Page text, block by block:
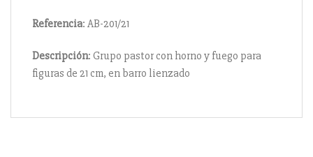
Referencia: AB-201/21
Descripción: Grupo pastor con horno y fuego para
figuras de 21 cm, en barro lienzado